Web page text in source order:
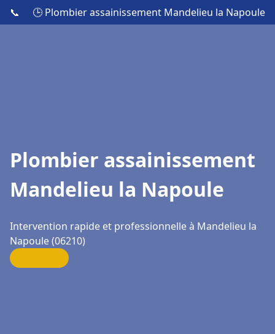
📞 🕒 Plombier assainissement Mandelieu la Napoule
Plombier assainissement
Mandelieu la Napoule
Intervention rapide et professionnelle à Mandelieu la
Napoule (06210)